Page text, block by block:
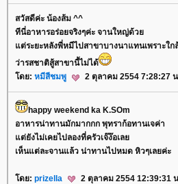
สวัสดีค่ะ น้องส้ม ^^
ทีนี่อาหารอร่อยจริงๆค่ะ จานใหญ่ด้ว
ต่ระยะหลังพี่หมีไปสาขาบางนาแทนเพราะใก
ว่ารสชาติสู้สาขานี้ไม่ได้
ดย: หมีสีชมพู 2 ตุลาคม 2554 7:28:27
happy weekend ka K.SOm
อาหารน่าทานมักมากกก พุทราก้อทานเจค่า
ต่ยังไม่เคยไปลองที่ครัวเจ๊ง๊อเล
เห็นแต่ละจานแล้ว น่าทานไปหมด หิวๆเลยค่ะ
ดย: prizella 2 ตุลาคม 2554 12:39:31